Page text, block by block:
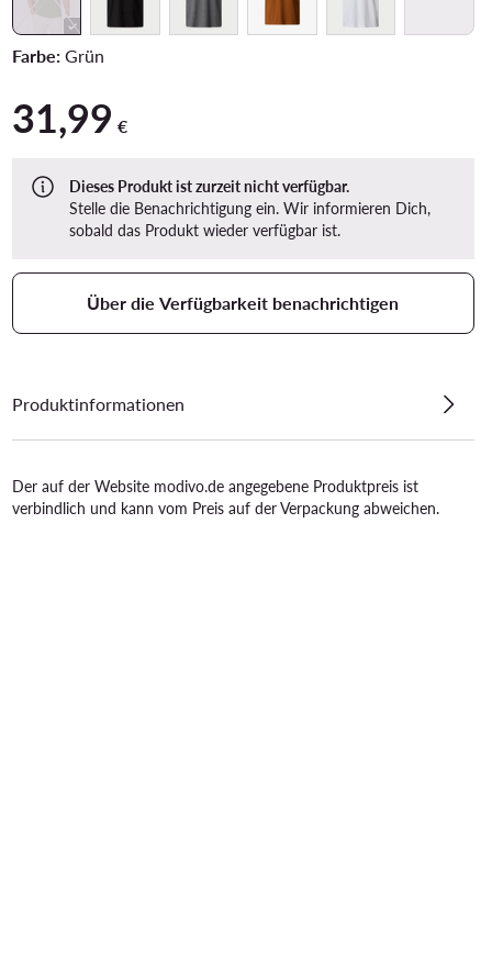
Farbe:Grün
31,99 €
31,99 €
Dieses Produkt ist zurzeit nicht verfügbar.
Stelle die Benachrichtigung ein. Wir informieren Dich,
sobald das Produkt wieder verfügbar ist.
Über die Verfügbarkeit benachrichtigen
Produktinformationen
Der auf der Website modivo.de angegebene Produktpreis ist
verbindlich und kann vom Preis auf der Verpackung abweichen.